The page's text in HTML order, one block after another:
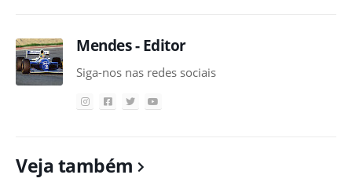
Mendes - Editor
Siga-nos nas redes sociais
Veja também